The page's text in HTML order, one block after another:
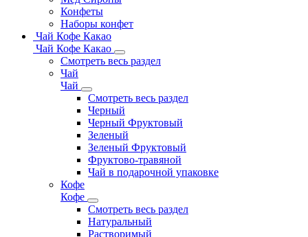
Конфеты
Наборы конфет
Чай Кофе Какао
Чай Кофе Какао
Смотреть весь раздел
Чай
Чай
Смотреть весь раздел
Черный
Черный Фруктовый
Зеленый
Зеленый Фруктовый
Фруктово-травяной
Чай в подарочной упаковке
Кофе
Кофе
Смотреть весь раздел
Натуральный
Растворимый